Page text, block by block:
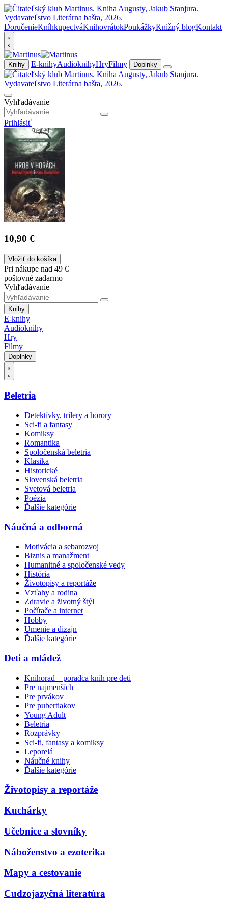
DoručenieKníhkupectváKnihovrátokPoukážkyKnižný blogKontakt
Knihy E-knihyAudioknihyHryFilmy Doplnky
Vyhľadávanie
Prihlásiť
10,90 €
Vložiť do košíka
Pri nákupe nad 49 €
poštovné zadarmo
Vyhľadávanie
Knihy
E-knihy
Audioknihy
Hry
Filmy
Doplnky
Beletria
Detektívky, trilery a horory
Sci-fi a fantasy
Komiksy
Romantika
Spoločenská beletria
Klasika
Historické
Slovenská beletria
Svetová beletria
Poézia
Ďalšie kategórie
Náučná a odborná
Motivácia a sebarozvoj
Biznis a manažment
Humanitné a spoločenské vedy
História
Životopisy a reportáže
Vzťahy a rodina
Zdravie a životný štýl
Počítače a internet
Hobby
Umenie a dizajn
Ďalšie kategórie
Deti a mládež
Knihorad – poradca kníh pre deti
Pre najmenších
Pre prvákov
Pre pubertiakov
Young Adult
Beletria
Rozprávky
Sci-fi, fantasy a komiksy
Leporelá
Náučné knihy
Ďalšie kategórie
Životopisy a reportáže
Kuchárky
Učebnice a slovníky
Náboženstvo a ezoterika
Mapy a cestovanie
Cudzojazyčná literatúra